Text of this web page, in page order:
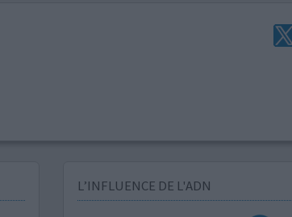
L’INFLUENCE DE L'ADN